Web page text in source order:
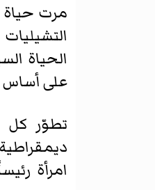
مرت حياة
الحياة
على
تطوّر كل
ديمقراطية من
امرأة